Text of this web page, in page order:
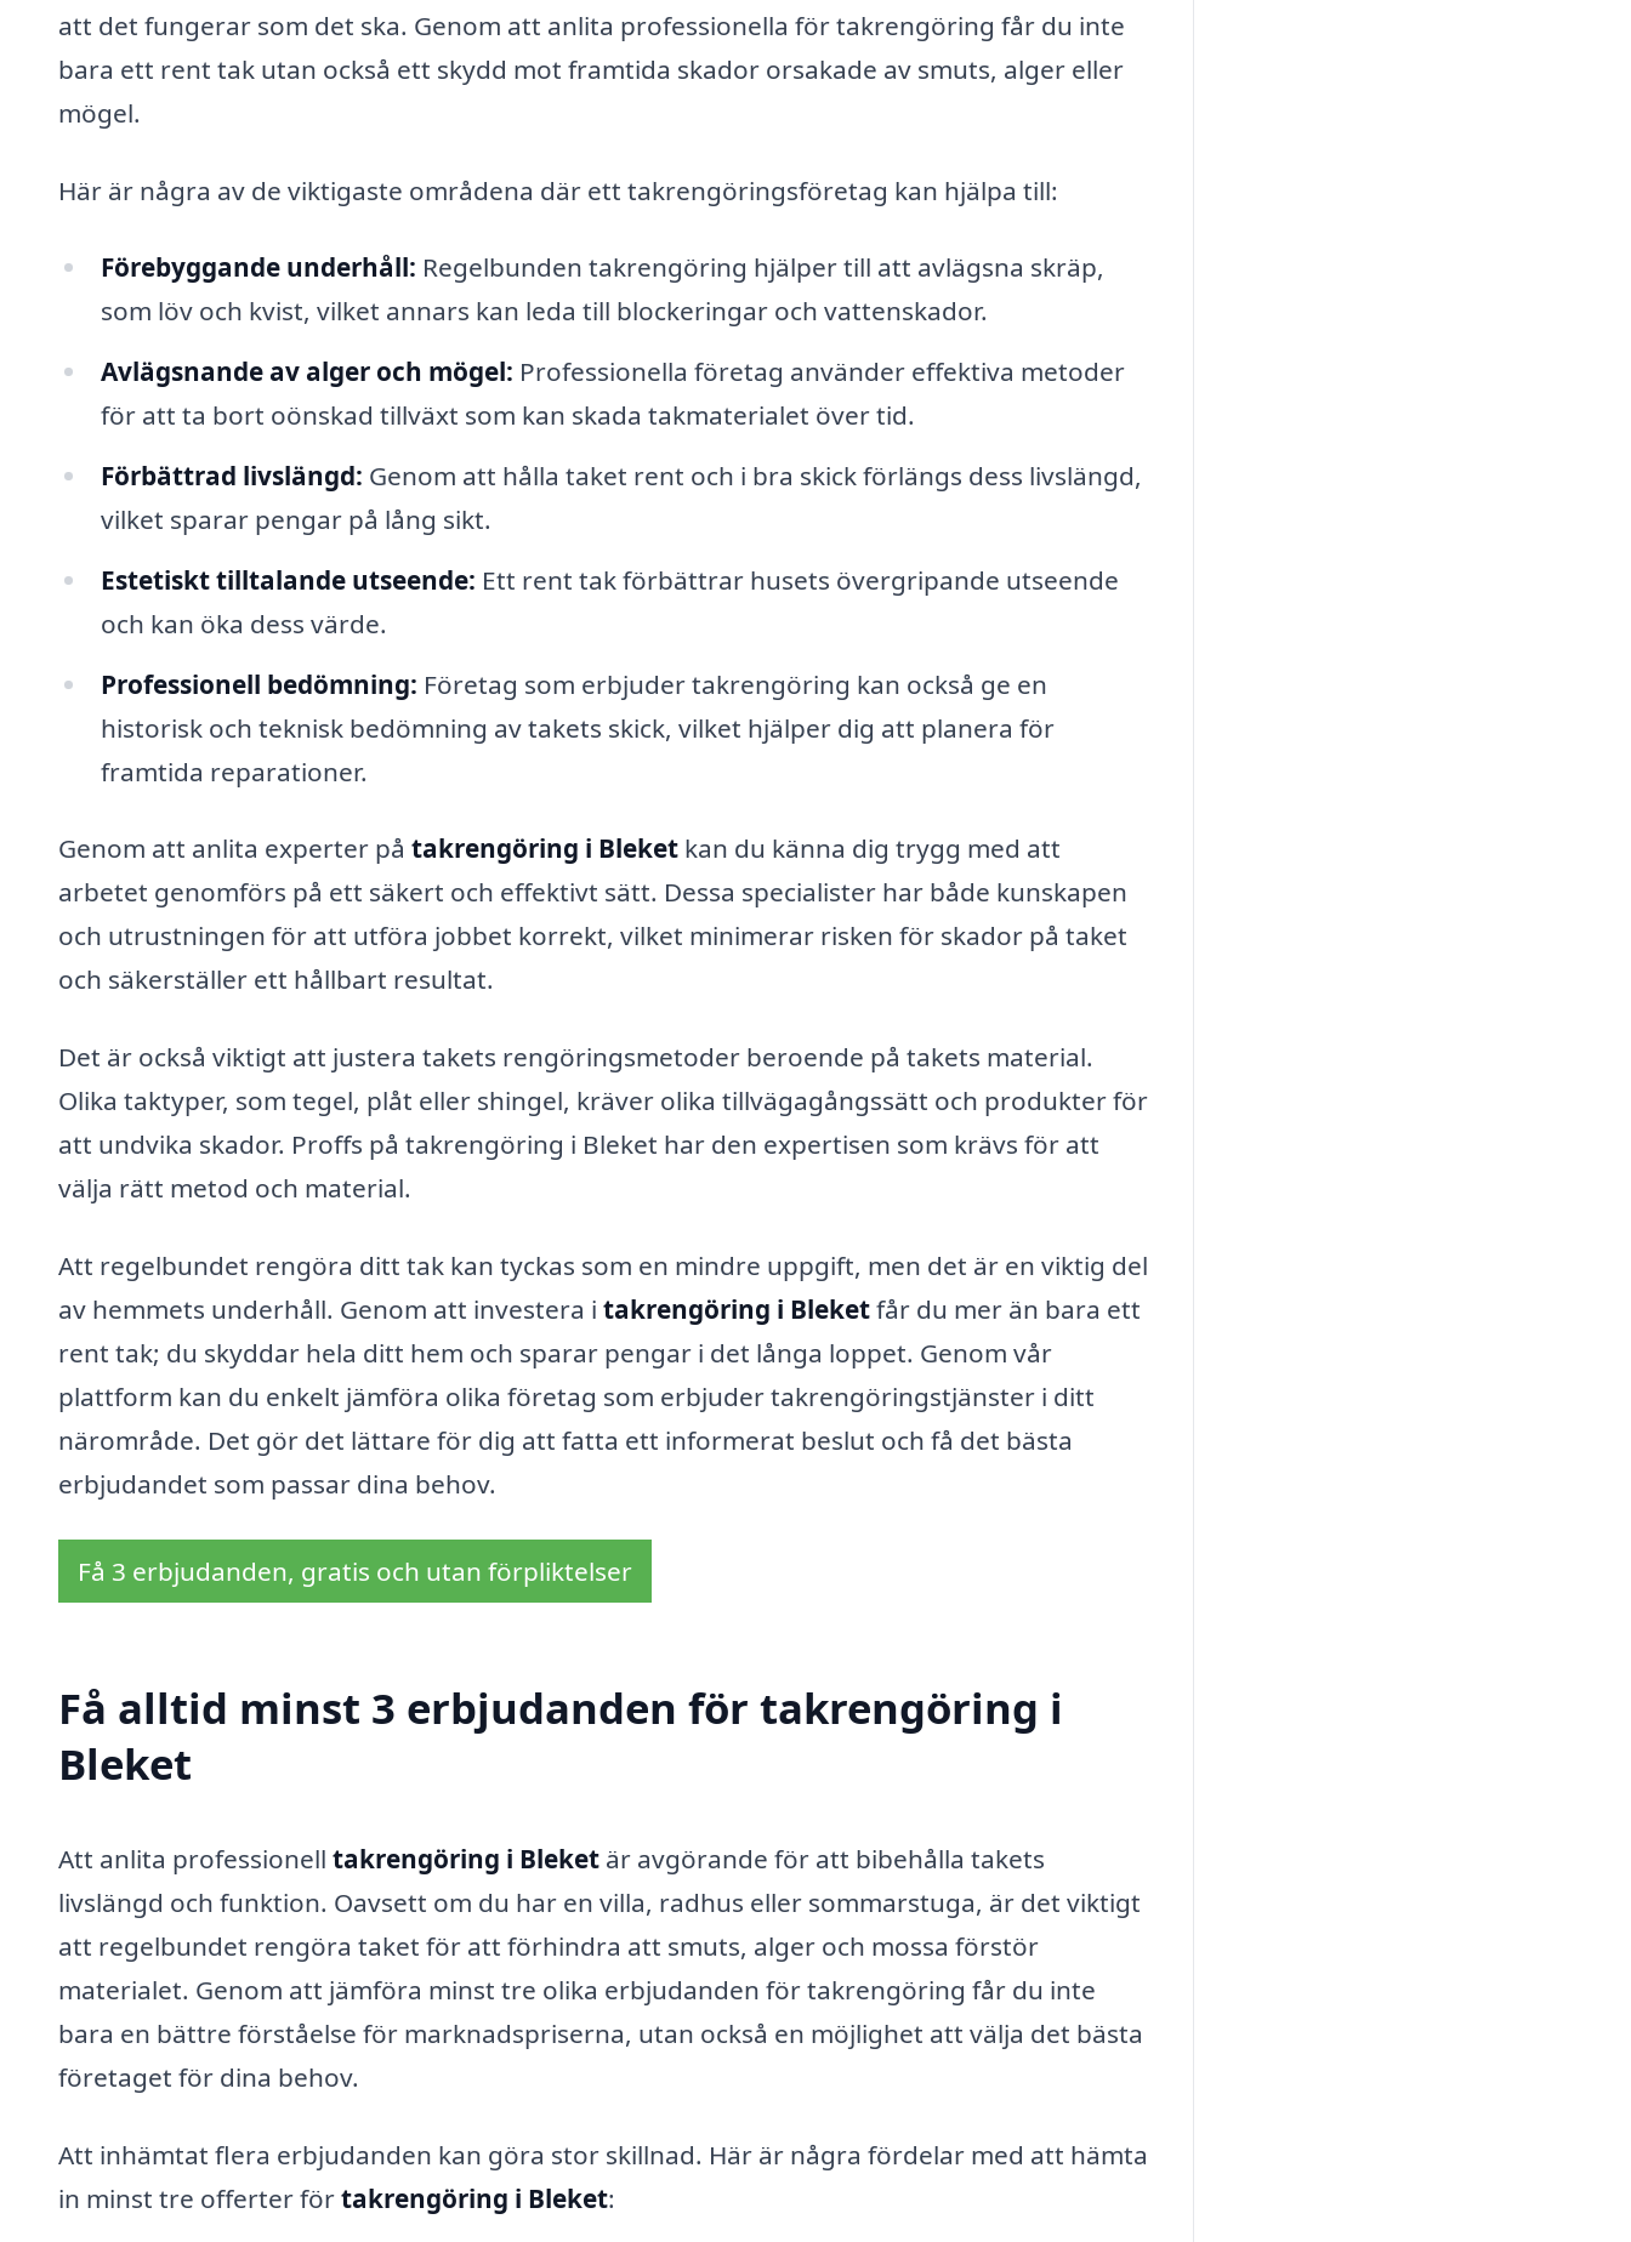
att det fungerar som det ska. Genom att anlita professionella för takrengöring får du inte
bara ett rent tak utan också ett skydd mot framtida skador orsakade av smuts, alger eller
mögel.
Här är några av de viktigaste områdena där ett takrengöringsföretag kan hjälpa till:
Förebyggande underhåll: Regelbunden takrengöring hjälper till att avlägsna skräp,
som löv och kvist, vilket annars kan leda till blockeringar och vattenskador.
Avlägsnande av alger och mögel: Professionella företag använder effektiva metoder
för att ta bort oönskad tillväxt som kan skada takmaterialet över tid.
Förbättrad livslängd: Genom att hålla taket rent och i bra skick förlängs dess livslängd,
vilket sparar pengar på lång sikt.
Estetiskt tilltalande utseende: Ett rent tak förbättrar husets övergripande utseende
och kan öka dess värde.
Professionell bedömning: Företag som erbjuder takrengöring kan också ge en
historisk och teknisk bedömning av takets skick, vilket hjälper dig att planera för
framtida reparationer.
Genom att anlita experter på takrengöring i Bleket kan du känna dig trygg med att
arbetet genomförs på ett säkert och effektivt sätt. Dessa specialister har både kunskapen
och utrustningen för att utföra jobbet korrekt, vilket minimerar risken för skador på taket
och säkerställer ett hållbart resultat.
Det är också viktigt att justera takets rengöringsmetoder beroende på takets material.
Olika taktyper, som tegel, plåt eller shingel, kräver olika tillvägagångssätt och produkter för
att undvika skador. Proffs på takrengöring i Bleket har den expertisen som krävs för att
välja rätt metod och material.
Att regelbundet rengöra ditt tak kan tyckas som en mindre uppgift, men det är en viktig del
av hemmets underhåll. Genom att investera i takrengöring i Bleketfår du mer än bara ett
rent tak; du skyddar hela ditt hem och sparar pengar i det långa loppet. Genom vår
plattform kan du enkelt jämföra olika företag som erbjuder takrengöringstjänster i ditt
närområde. Det gör det lättare för dig att fatta ett informerat beslut och få det bästa
erbjudandet som passar dina behov.
Få 3 erbjudanden, gratis och utan förpliktelser
Få alltid minst 3 erbjudanden för takrengöring i
Bleket
Att anlita professionell takrengöring i Bleket är avgörande för att bibehålla takets
livslängd och funktion. Oavsett om du har en villa, radhus eller sommarstuga, är det viktigt
att regelbundet rengöra taket för att förhindra att smuts, alger och mossa förstör
materialet. Genom att jämföra minst tre olika erbjudanden för takrengöring får du inte
bara en bättre förståelse för marknadspriserna, utan också en möjlighet att välja det bästa
företaget för dina behov.
Att inhämtat flera erbjudanden kan göra stor skillnad. Här är några fördelar med att hämta
in minst tre offerter förtakrengöring i Bleket: